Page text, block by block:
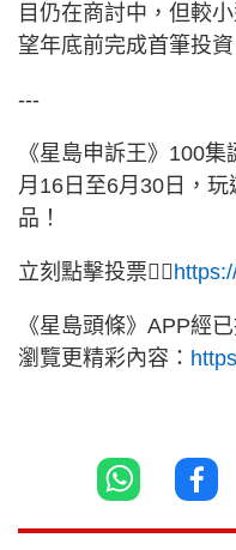
目仍在商討中，但較
望年底前完成首筆投資
---
《星島申訴王》100
月16日至6月30日，
品！
立刻點擊投票👉🏻
《星島頭條》APP經
瀏覽更精彩內容：